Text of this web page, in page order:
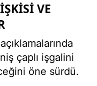
VE
çaplı işgalini
öne sürdü.